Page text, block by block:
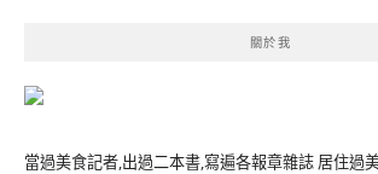
關於我
當過美食記者,出過二本書,寫遍各報章雜誌 居住過